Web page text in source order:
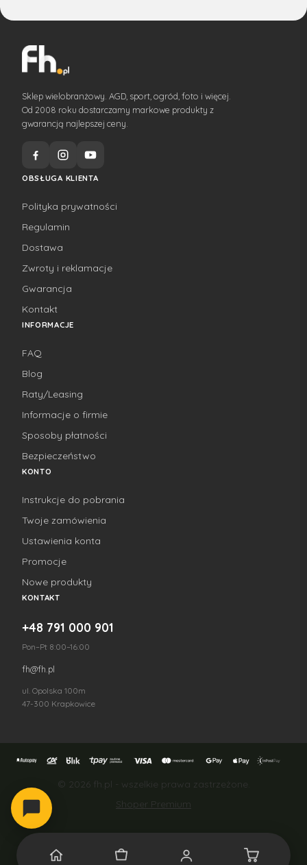
Sklep wielobranżowy. AGD, sport, ogród, foto i więcej.
Od 2008 roku dostarczamy markowe produkty z
gwarancją najlepszej ceny.
OBSŁUGA KLIENTA
Polityka prywatności
Regulamin
Dostawa
Zwroty i reklamacje
Gwarancja
Kontakt
INFORMACJE
FAQ
Blog
Raty/Leasing
Informacje o firmie
Sposoby płatności
Bezpieczeństwo
KONTO
Instrukcje do pobrania
Twoje zamówienia
Ustawienia konta
Promocje
Nowe produkty
KONTAKT
+48 791 000 901
Pon–Pt 8:00–16:00
fh@fh.pl
ul. Opolska 100m
47-300 Krapkowice
© 2026 fh.pl - wszelkie prawa zastrzeżone.
Shoper Premium